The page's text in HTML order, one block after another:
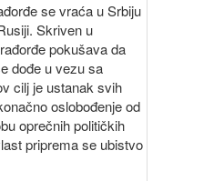
se vraća u Srbiju
Skriven u
pokušava da
dođe u vezu sa
cilj je ustanak svih
oslobođenje od
oprečnih političkih
priprema se ubistvo